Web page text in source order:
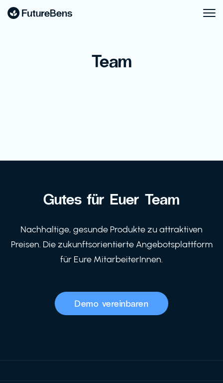
Team
Gutes für Euer Team
Nachhaltige, gesunde Produkte zu attraktiven
Preisen. Die zukunftsorientierte Angebotsplattform
für Eure MitarbeiterInnen.
Demo vereinbaren